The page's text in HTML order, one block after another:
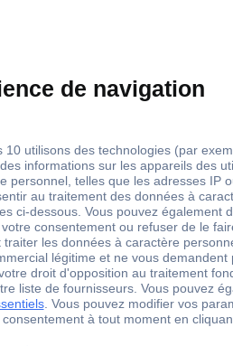
130 mm
150 mm
100 °C